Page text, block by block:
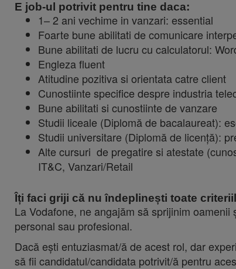
E job-ul potrivit pentru tine daca:
1– 2 ani vechime in vanzari: essential
Foarte bune abilitati de comunicare
Bune abilitati de lucru cu calculatorul:
Engleza fluent
Atitudine pozitiva si orientata catre client
Cunostiinte specifice despre industria
Bune abilitati si cunostiinte de vanzare
Studii liceale (Diplomă de bacalaureat):
Studii universitare (Diplomă de licență):
Alte cursuri de pregatire si atestate
IT&C, Vanzari/Retail
Îți faci griji că nu îndeplinești toate
La Vodafone, ne angajăm să sprijinim
personal sau profesional.
Dacă ești entuziasmat/ă de acest rol, dar
să fii candidatul/candidata potrivit/ă pentru